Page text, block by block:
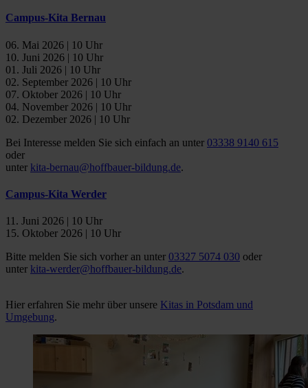
Campus-Kita Bernau
06. Mai 2026 | 10 Uhr
10. Juni 2026 | 10 Uhr
01. Juli 2026 | 10 Uhr
02. September 2026 | 10 Uhr
07. Oktober 2026 | 10 Uhr
04. November 2026 | 10 Uhr
02. Dezember 2026 | 10 Uhr
Bei Interesse melden Sie sich einfach an unter 03338 9140 615
oder
unter kita-bernau@hoffbauer-bildung.de.
Campus-Kita Werder
11. Juni 2026 | 10 Uhr
15. Oktober 2026 | 10 Uhr
Bitte melden Sie sich vorher an unter 03327 5074 030 oder
unter kita-werder@hoffbauer-bildung.de.
Hier erfahren Sie mehr über unsere Kitas in Potsdam und
Umgebung.